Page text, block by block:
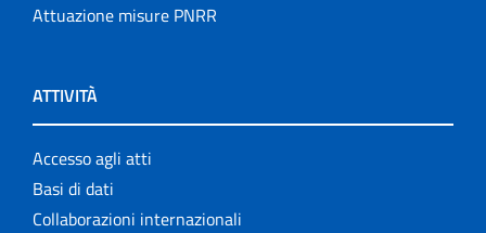
Attuazione misure PNRR
ATTIVITÀ
Accesso agli atti
Basi di dati
Collaborazioni internazionali